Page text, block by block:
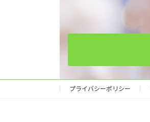
プライバシーポリシー